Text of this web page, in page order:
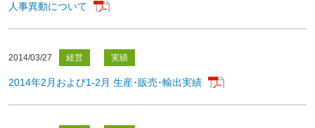
人事異動について
2014/03/27 経営 実績
2014年2月および1-2月 生産･販売･輸出実績